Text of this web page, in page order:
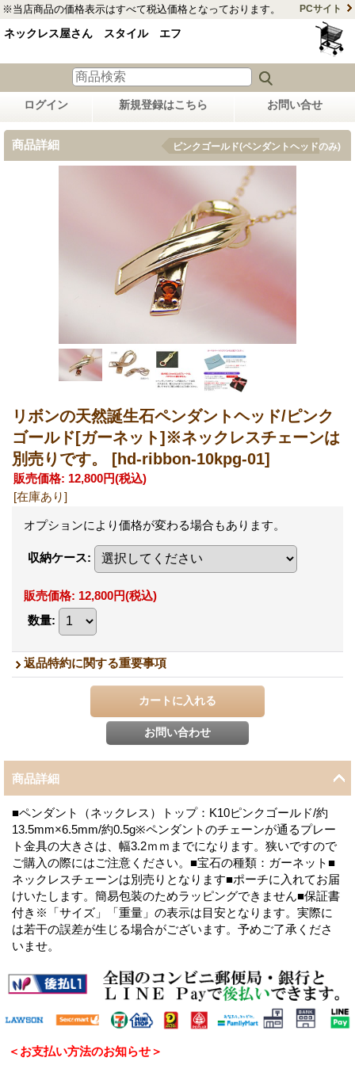
※当店商品の価格表示はすべて税込価格となっております。 PCサイト
ネックレス屋さん スタイル エフ
ログイン 新規登録はこちら お問い合せ
商品詳細 ピンクゴールド(ペンダントヘッドのみ)
リボンの天然誕生石ペンダントヘッド/ピンク
ゴールド[ガーネット]※ネックレスチェーンは
別売りです。 [hd-ribbon-10kpg-01]
販売価格: 12,800円(税込)
[在庫あり]
オプションにより価格が変わる場合もあります。
収納ケース:
販売価格: 12,800円(税込)
数量:
返品特約に関する重要事項
商品詳細
■ペンダント（ネックレス）トップ：K10ピンクゴールド/約
13.5mm×6.5mm/約0.5g※ペンダントのチェーンが通るプレー
ト金具の大きさは、幅3.2ｍｍまでになります。狭いですので
ご購入の際にはご注意ください。■宝石の種類：ガーネット■
ネックレスチェーンは別売りとなります■ポーチに入れてお届
けいたします。簡易包装のためラッピングできません■保証書
付き※「サイズ」「重量」の表示は目安となります。実際に
は若干の誤差が生じる場合がございます。予めご了承くださ
いませ。
＜お支払い方法のお知らせ＞